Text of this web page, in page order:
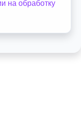
на обработку